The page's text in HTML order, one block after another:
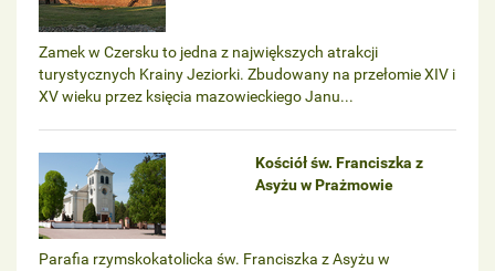
Zamek w Czersku to jedna z największych atrakcji
turystycznych Krainy Jeziorki. Zbudowany na przełomie XIV i
XV wieku przez księcia mazowieckiego Janu...
Kościół św. Franciszka z
Asyżu w Prażmowie
Parafia rzymskokatolicka św. Franciszka z Asyżu w